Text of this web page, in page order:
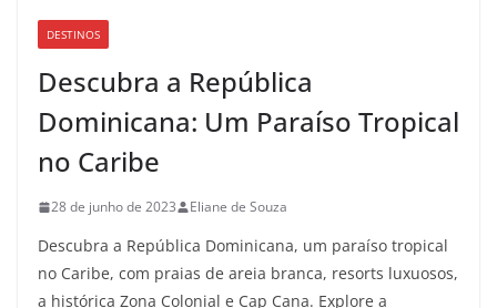
DESTINOS
Descubra a República
Dominicana: Um Paraíso Tropical
no Caribe
28 de junho de 2023 Eliane de Souza
Descubra a República Dominicana, um paraíso tropical
no Caribe, com praias de areia branca, resorts luxuosos,
a histórica Zona Colonial e Cap Cana. Explore a